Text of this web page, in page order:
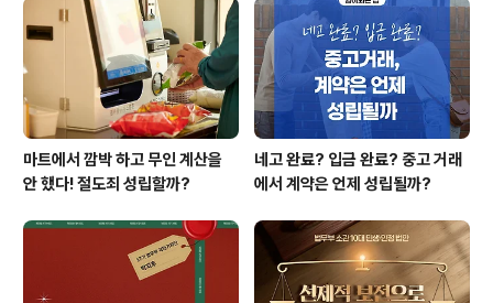
마트에서 깜박 하고 무인 계산을
안 했다! 절도죄 성립할까?
네고 완료? 입금 완료? 중고 거래
에서 계약은 언제 성립될까?